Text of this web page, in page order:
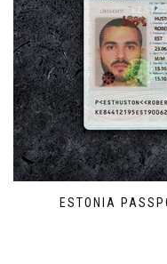
ESTONIA